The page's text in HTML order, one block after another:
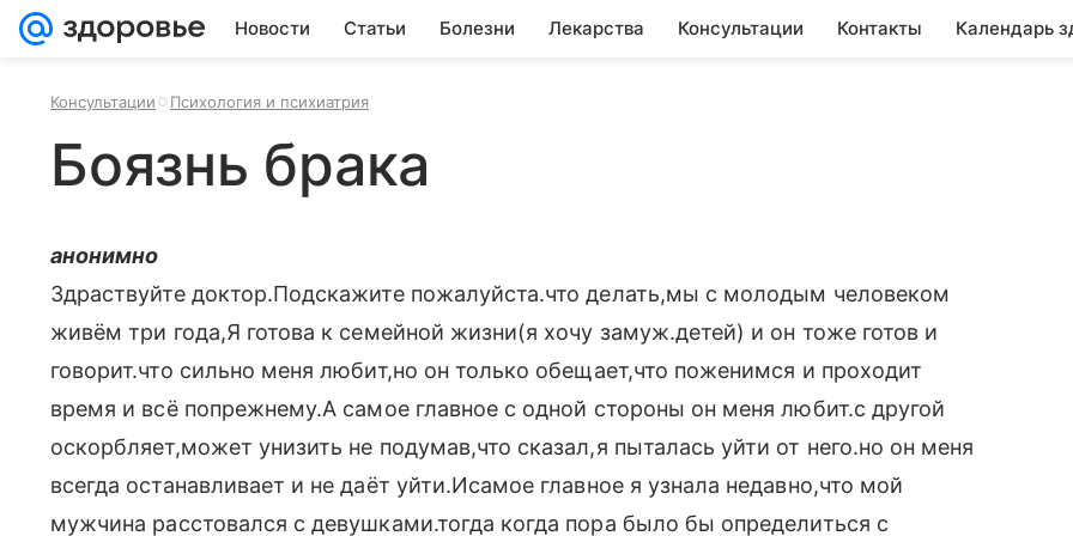
Новости Статьи Болезни Лекарства Консультации Контакты Календарь
Консультации Психология и психиатрия
Боязнь брака
анонимно
Здраствуйте доктор.Подскажите пожалуйста.что делать,мы с молодым человеком
живём три года,Я готова к семейной жизни(я хочу замуж.детей) и он тоже готов и
говорит.что сильно меня любит,но он только обещает,что поженимся и проходит
время и всё попрежнему.А самое главное с одной стороны он меня любит.с другой
оскорбляет,может унизить не подумав,что сказал,я пыталась уйти от него.но он меня
всегда останавливает и не даёт уйти.Исамое главное я узнала недавно,что мой
мужчина расстовался с девушками.тогда когда пора было бы определиться с